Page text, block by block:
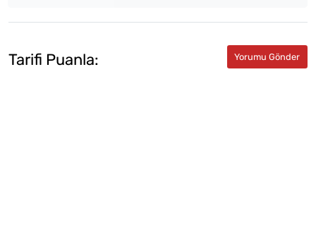
Tarifi Puanla: